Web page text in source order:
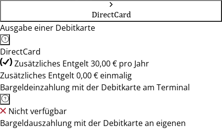
DirectCard
Ausgabe einer Debitkarte
DirectCard
Zusätzliches Entgelt 30,00 € pro Jahr
Zusätzliches Entgelt 0,00 € einmalig
Bargeldeinzahlung mit der Debitkarte am Terminal
Nicht verfügbar
Bargeldauszahlung mit der Debitkarte an eigenen